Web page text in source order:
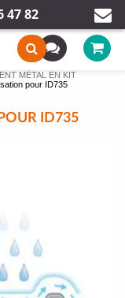
47 82
MÉTAL EN KIT
pour ID735
ID735